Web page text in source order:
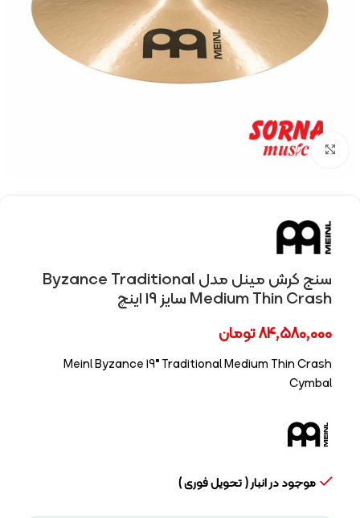
Click to enlarge
سنج کرش مینل مدل Byzance Traditional
Medium Thin Crash سایز 19 اینچ
84,580,000تومان
Meinl Byzance 19″ Traditional Medium Thin Crash
Cymbal
موجود در انبار ( تحویل فوری )